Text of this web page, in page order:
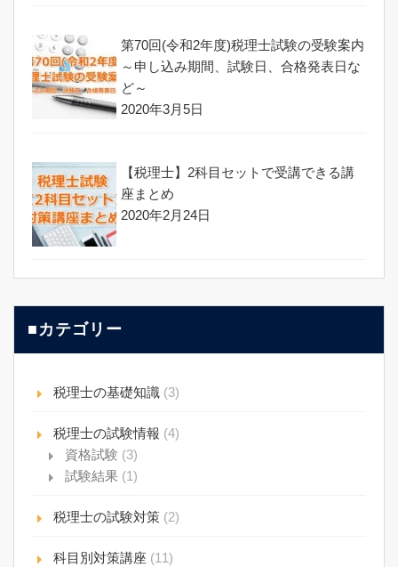
第70回(令和2年度)税理士試験の受験案内
～申し込み期間、試験日、合格発表日な
ど～
2020年3月5日
【税理士】2科目セットで受講できる講
座まとめ
2020年2月24日
■カテゴリー
税理士の基礎知識 (3)
税理士の試験情報 (4)
資格試験 (3)
試験結果 (1)
税理士の試験対策 (2)
科目別対策講座 (11)